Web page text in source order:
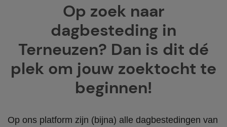
Op zoek naar
dagbesteding in
Terneuzen? Dan is dit dé
plek om jouw zoektocht te
beginnen!
Op ons platform zijn (bijna) alle dagbestedingen van